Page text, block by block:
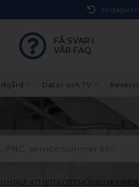
30 dagars
FÅ SVAR I
VÅR FAQ
Dator och TV
HJÄLP ATT HITTA DITT